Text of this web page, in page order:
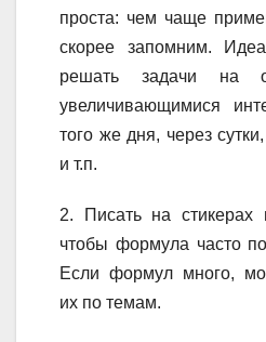
проста: чем чаще
скорее запомним.
решать задачи на
увеличивающимися
того же дня, через
и т.п.
2. Писать на стикерах
чтобы формула часто
Если формул много,
их по темам.